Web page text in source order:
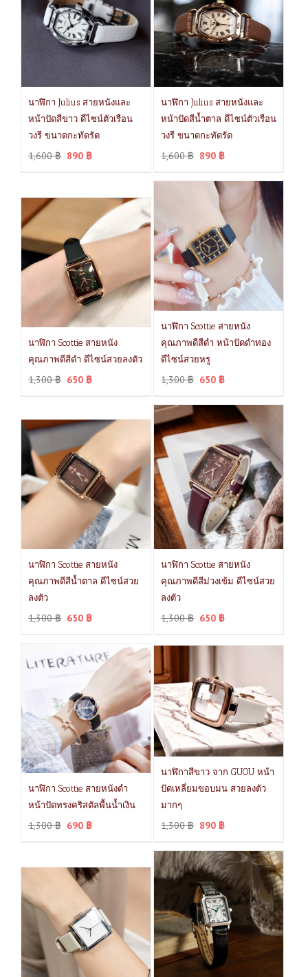
นาฬิกา Julius สายหนังและ
หน้าปัดสีขาว ดีไซน์ตัวเรือน
วงรี ขนาดกะทัดรัด
1,600฿ 890 ฿
นาฬิกา Julius สายหนังและ
หน้าปัดสีน้ำตาล ดีไซน์ตัวเรือน
วงรี ขนาดกะทัดรัด
1,600฿ 890 ฿
นาฬิกา Scottie สายหนัง
คุณภาพดีสีดำ ดีไซน์สวยลงตัว
1,300฿ 650 ฿
นาฬิกา Scottie สายหนัง
คุณภาพดีสีดำ หน้าปัดดำทอง
ดีไซน์สวยหรู
1,300฿ 650 ฿
นาฬิกา Scottie สายหนัง
คุณภาพดีสีน้ำตาล ดีไซน์สวย
ลงตัว
1,300฿ 650 ฿
นาฬิกา Scottie สายหนัง
คุณภาพดีสีม่วงเข้ม ดีไซน์สวย
ลงตัว
1,300฿ 650 ฿
นาฬิกา Scottie สายหนังดำ
หน้าปัดทรงคริสตัลพื้นน้ำเงิน
1,300฿ 690 ฿
นาฬิกาสีขาว จาก GUOU หน้า
ปัดเหลี่ยมขอบมน สวยลงตัว
มากๆ
1,300฿ 890 ฿